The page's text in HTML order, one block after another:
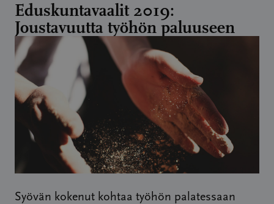
Eduskuntavaalit 2019:
Joustavuutta työhön paluuseen
Syövän kokenut kohtaa työhön palatessaan